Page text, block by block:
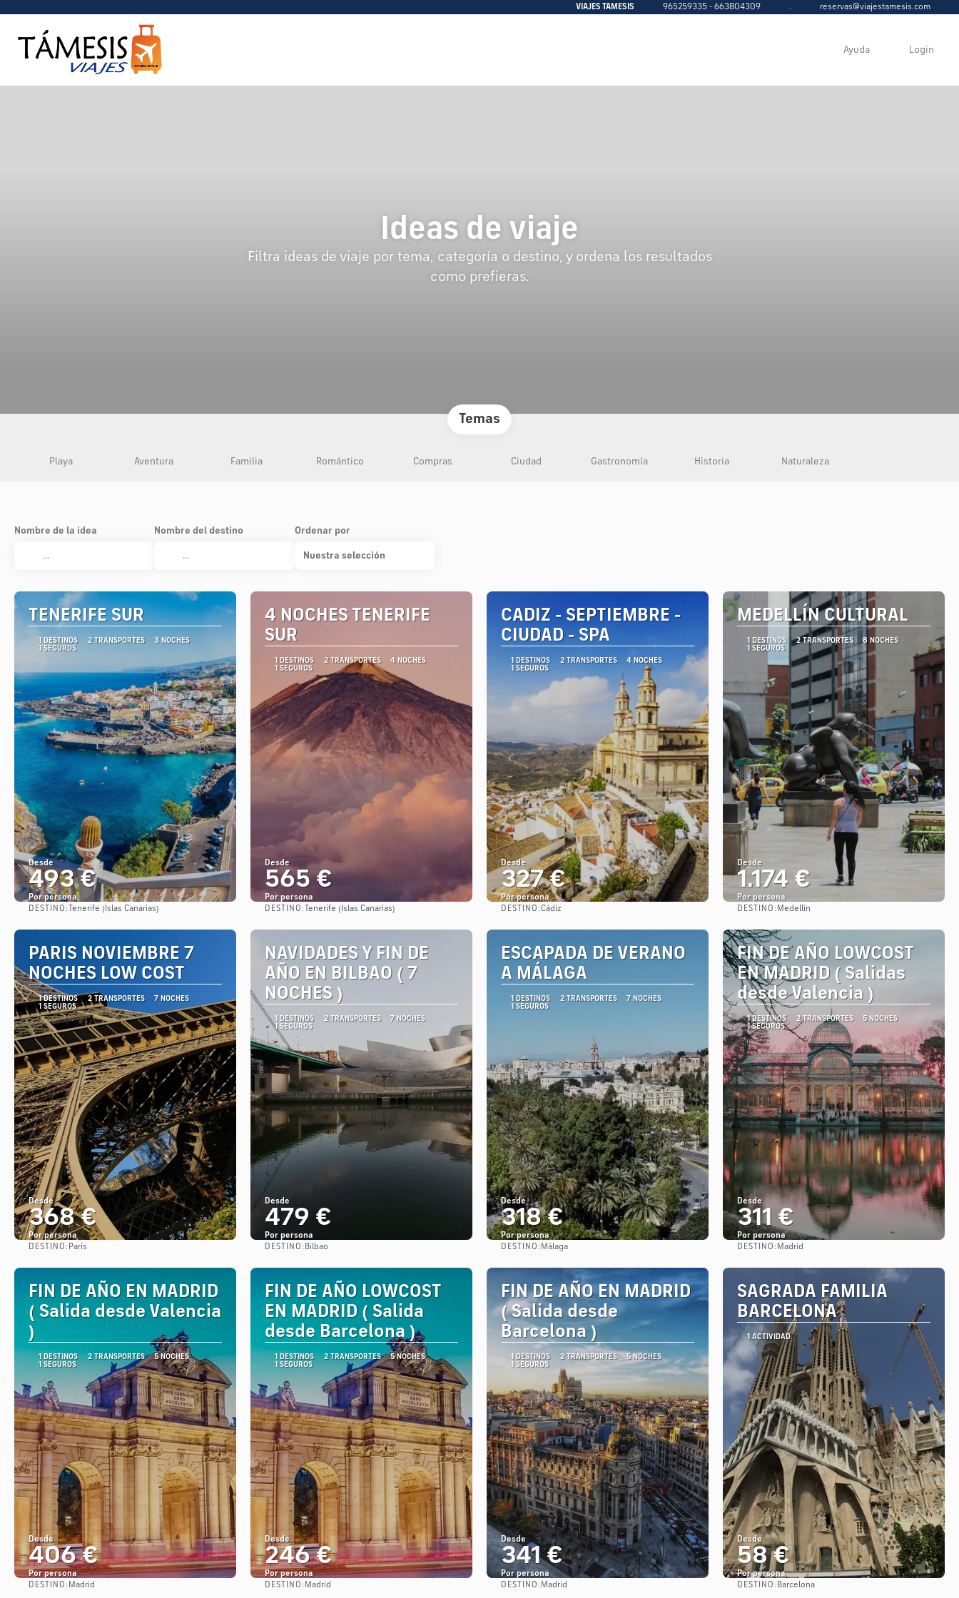
VIAJES TAMESIS 965259335 - 663804309 . reservas@viajestamesis.com
Ayuda Login
Ideas de viaje
Filtra ideas de viaje por tema, categoría o destino, y ordena los resultados
como prefieras.
Temas
Playa Aventura Familia Romántico Compras Ciudad Gastronomía Historia Naturaleza
Nombre de la idea Nombre del destino Ordenar por
Nuestra selección
TENERIFE SUR
1 DESTINOS 2 TRANSPORTES
3 NOCHES
1 SEGUROS
Desde
493 €
Por persona
DESTINO: Tenerife (Islas Canarias)
4 NOCHES TENERIFE
SUR
1 DESTINOS 2 TRANSPORTES
4 NOCHES
1 SEGUROS
Desde
565 €
Por persona
DESTINO: Tenerife (Islas Canarias)
CADIZ - SEPTIEMBRE -
CIUDAD - SPA
1 DESTINOS 2 TRANSPORTES
4 NOCHES
1 SEGUROS
Desde
327 €
Por persona
DESTINO:Cádiz
MEDELLÍN CULTURAL
1 DESTINOS 2 TRANSPORTES
8 NOCHES
1 SEGUROS
Desde
1.174 €
Por persona
DESTINO: Medellín
PARIS NOVIEMBRE 7
NOCHES LOW COST
1 DESTINOS 2 TRANSPORTES
7 NOCHES
1 SEGUROS
Desde
368 €
Por persona
DESTINO: París
NAVIDADES Y FIN DE
AÑO EN BILBAO ( 7
NOCHES )
1 DESTINOS 2 TRANSPORTES
7 NOCHES
1 SEGUROS
Desde
479 €
Por persona
DESTINO: Bilbao
ESCAPADA DE VERANO
A MÁLAGA
1 DESTINOS 2 TRANSPORTES
7 NOCHES
1 SEGUROS
Desde
318 €
Por persona
DESTINO: Málaga
FIN DE AÑO LOWCOST
EN MADRID ( Salidas
desde Valencia )
1 DESTINOS 2 TRANSPORTES
5 NOCHES
1 SEGUROS
Desde
311 €
Por persona
DESTINO: Madrid
FIN DE AÑO EN MADRID
( Salida desde Valencia
)
1 DESTINOS 2 TRANSPORTES
5 NOCHES
1 SEGUROS
Desde
406 €
Por persona
DESTINO: Madrid
FIN DE AÑO LOWCOST
EN MADRID ( Salida
desde Barcelona )
1 DESTINOS 2 TRANSPORTES
5 NOCHES
1 SEGUROS
Desde
246 €
Por persona
DESTINO: Madrid
FIN DE AÑO EN MADRID
( Salida desde
Barcelona )
1 DESTINOS 2 TRANSPORTES
5 NOCHES
1 SEGUROS
Desde
341 €
Por persona
DESTINO: Madrid
SAGRADA FAMILIA
BARCELONA
1 ACTIVIDAD
Desde
58 €
Por persona
DESTINO: Barcelona